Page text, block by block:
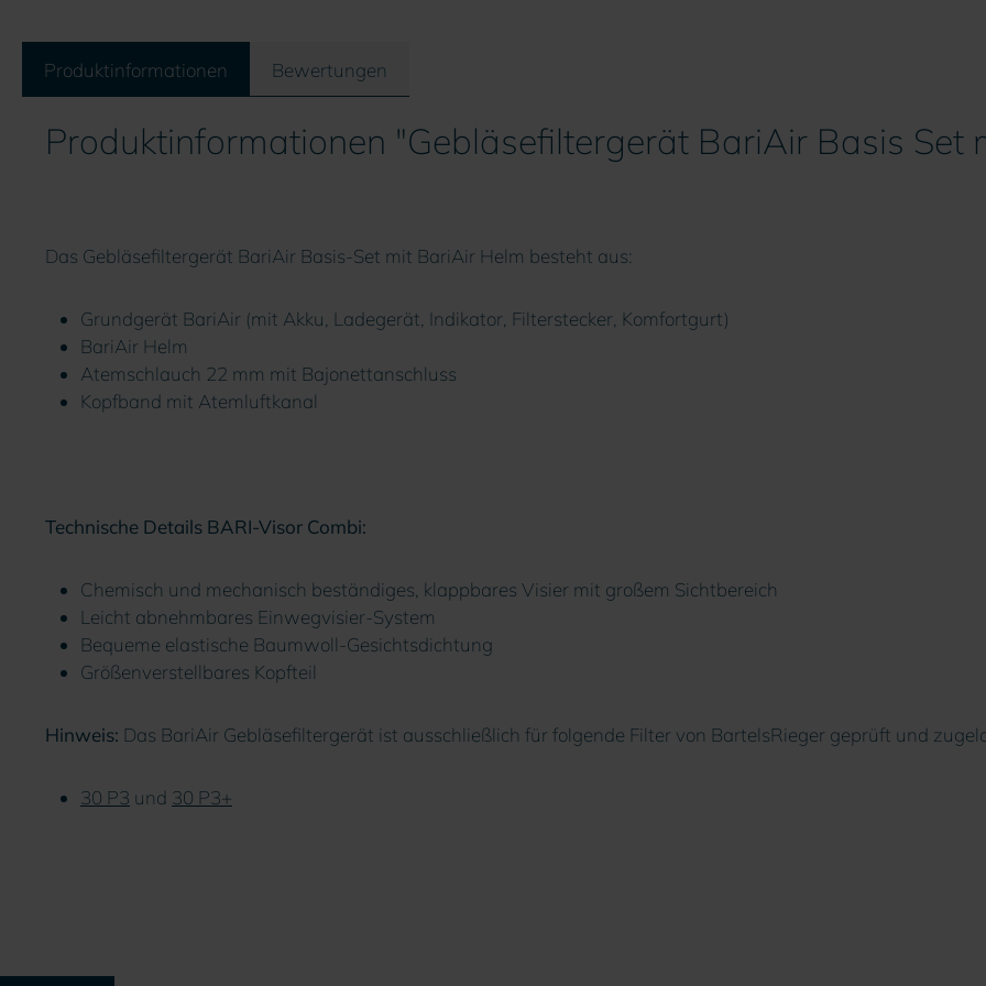
Produktinformationen Bewertungen
Produktinformationen "Gebläsefiltergerät BariAir Basis Set
Das Gebläsefiltergerät BariAir Basis-Set mit BariAir Helm besteht aus:
Grundgerät BariAir (mit Akku, Ladegerät, Indikator, Filterstecker, Komfortgurt)
BariAir Helm
Atemschlauch 22 mm mit Bajonettanschluss
Kopfband mit Atemluftkanal
Technische Details BARI-Visor Combi:
Chemisch und mechanisch beständiges, klappbares Visier mit großem Sichtbereich
Leicht abnehmbares Einwegvisier-System
Bequeme elastische Baumwoll-Gesichtsdichtung
Größenverstellbares Kopfteil
Hinweis: Das BariAir Gebläsefiltergerät ist ausschließlich für folgende Filter von BartelsRieger geprüft und
30 P3 und 30 P3+